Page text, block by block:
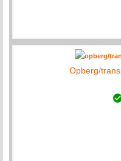
Opberg/